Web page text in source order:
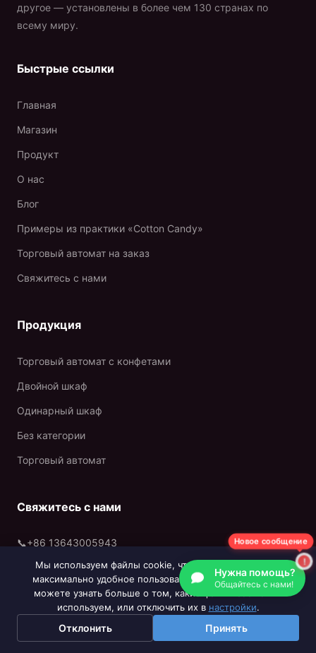
другое — установлены в более чем 130 странах по
всему миру.
Быстрые ссылки
Главная
Магазин
Продукт
О нас
Блог
Примеры из практики «Cotton Candy»
Торговый автомат на заказ
Свяжитесь с нами
Продукция
Торговый автомат с конфетами
Двойной шкаф
Одинарный шкаф
Без категории
Торговый автомат
Свяжитесь с нами
📞+86 13643005943
2-й этаж, дом № 88, улица Шэле, Восточная улица
Фухуа, Шицяо, район Панью, Гуанчжоу
Рекомендуемые страницы
Нужна помощь?
Общайтесь с нами!
Новое сообщение
Мы используем файлы cookie, чтобы обеспечить вам
максимально удобное пользование нашим сайтом. Вы
можете узнать больше о том, какие файлы cookie мы
используем, или отключить их в настройки.
Отклонить Принять